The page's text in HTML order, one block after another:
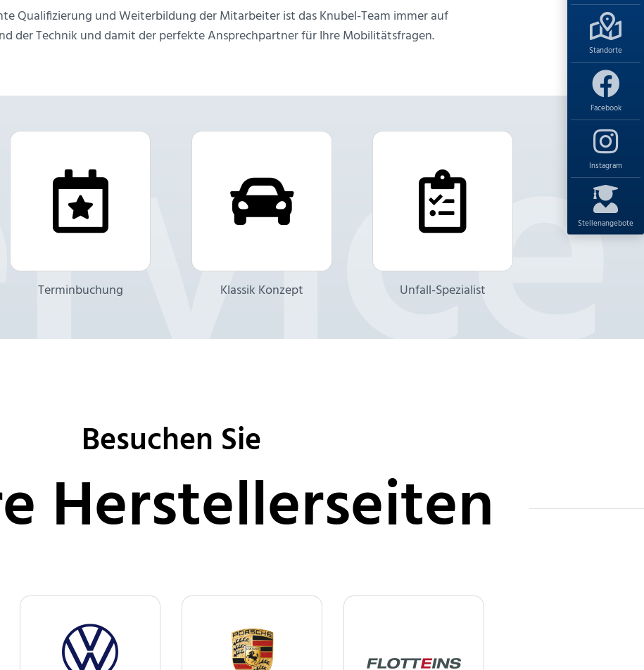
Standorte
Facebook
Instagram
Stellenangebote
Qualifizierung und Weiterbildung der Mitarbeiter ist das Knubel-Team immer auf
der Technik und damit der perfekte Ansprechpartner für Ihre Mobilitätsfragen.
Terminbuchung Klassik Konzept Unfall-Spezialist
Besuchen Sie
Herstellerseiten